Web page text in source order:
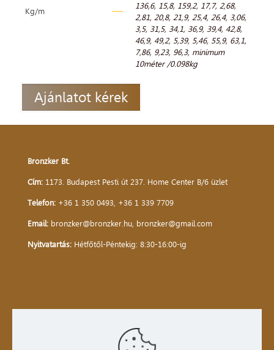
Kg/m
136,6, 15,8, 159,2, 17,7, 2,68,
2,81, 20,8, 21,9, 25,4, 26,4, 3,06,
3,5, 31,5, 34,1, 36,9, 39,4,42,8,
46,9,49,2, 5,39, 5,46, 55,9, 63,1,
7,86, 9,23, 96,3, minimum
10méter /0.098kg
Ajánlatot kérek
Bronzker Bt.
Cím: 1173. Budapest Pesti út 237. Home Center B/6 üzlet
Telefon: +36 1 350 0493 +36 1 339 7709
Email: bronzker@bronzker.hu bronzker@gmail.com
Nyitvatartás: Hétfőtől-Péntekig: 8:30-16:00-ig